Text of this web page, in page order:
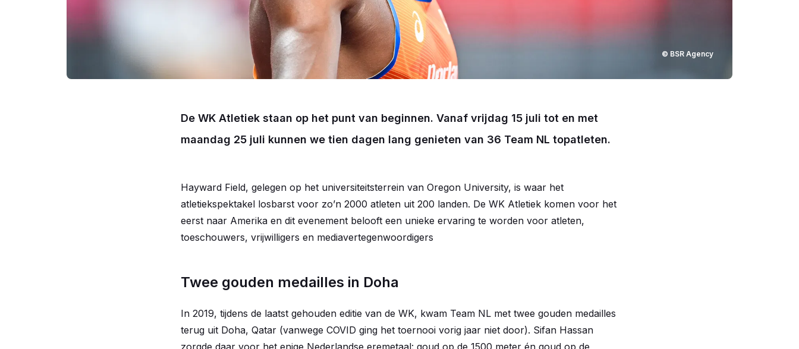
© BSR Agency
De WK Atletiek staan op het punt van beginnen. Vanaf vrijdag 15 juli tot en met
maandag 25 juli kunnen we tien dagen lang genieten van 36 Team NL topatleten.
Hayward Field, gelegen op het universiteitsterrein van Oregon University, is waar het
atletiekspektakel losbarst voor zo’n 2000 atleten uit 200 landen. De WK Atletiek komen voor het
eerst naar Amerika en dit evenement belooft een unieke ervaring te worden voor atleten,
toeschouwers, vrijwilligers en mediavertegenwoordigers
Twee gouden medailles in Doha
In 2019, tijdens de laatst gehouden editie van de WK, kwam Team NL met twee gouden medailles
terug uit Doha, Qatar (vanwege COVID ging het toernooi vorig jaar niet door). Sifan Hassan